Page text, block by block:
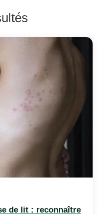
de lit : reconnaître